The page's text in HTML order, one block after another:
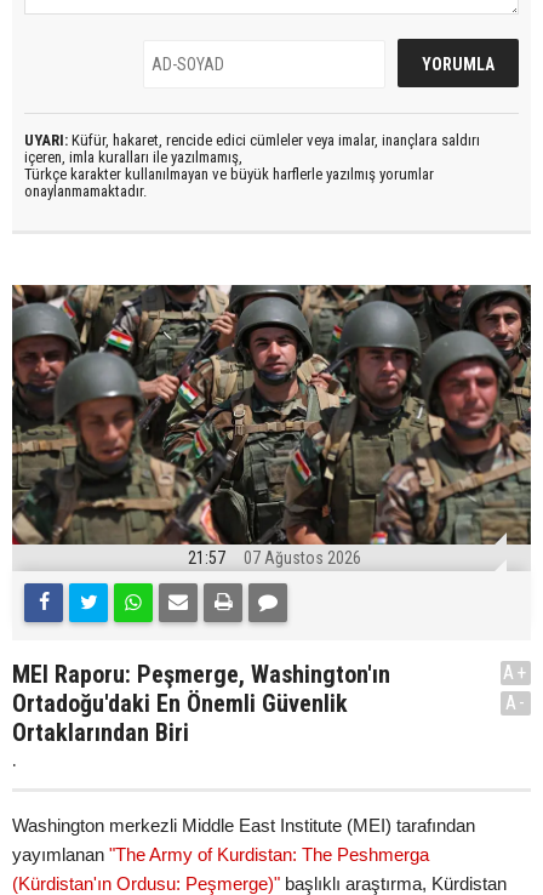
UYARI: Küfür, hakaret, rencide edici cümleler veya imalar, inançlara saldırı
içeren, imla kuralları ile yazılmamış,
Türkçe karakter kullanılmayan ve büyük harflerle yazılmış yorumlar
onaylanmamaktadır.
21:57 07 Ağustos 2026
MEI Raporu: Peşmerge, Washington'ın
Ortadoğu'daki En Önemli Güvenlik
Ortaklarından Biri
.
A+
A-
Washington merkezli Middle East Institute (MEI) tarafından
yayımlanan "The Army of Kurdistan: The Peshmerga
(Kürdistan'ın Ordusu: Peşmerge)" başlıklı araştırma, Kürdistan